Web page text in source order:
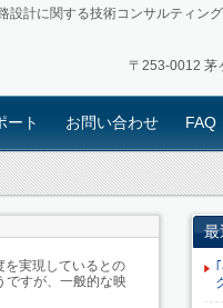
設計に関する技術コンサルティン
〒253-0012 茅
ート お問い合わせ FAQ
を実現しているとの
ですが、一般的な映
最